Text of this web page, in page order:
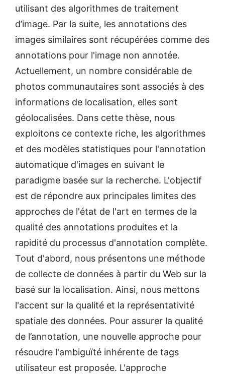
utilisant des algorithmes de traitement
d’image. Par la suite, les annotations des
images similaires sont récupérées comme des
annotations pour l'image non annotée.
Actuellement, un nombre considérable de
photos communautaires sont associés à des
informations de localisation, elles sont
géolocalisées. Dans cette thèse, nous
exploitons ce contexte riche, les algorithmes
et des modèles statistiques pour l'annotation
automatique d'images en suivant le
paradigme basée sur la recherche. L'objectif
est de répondre aux principales limites des
approches de l'état de l'art en termes de la
qualité des annotations produites et la
rapidité du processus d'annotation complète.
Tout d'abord, nous présentons une méthode
de collecte de données à partir du Web sur la
basé sur la localisation. Ainsi, nous mettons
l'accent sur la qualité et la représentativité
spatiale des données. Pour assurer la qualité
de l’annotation, une nouvelle approche pour
résoudre l'ambiguïté inhérente de tags
utilisateur est proposée. L'approche